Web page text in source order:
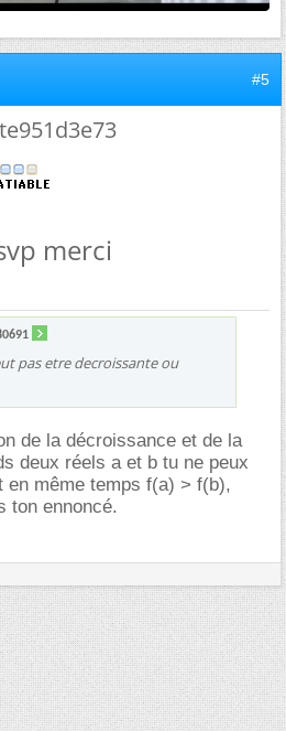
#5
merci
pas etre decroissante ou
de la décroissance et de la
deux réels a et b tu ne peux
même temps f(a) > f(b),
ton ennoncé.